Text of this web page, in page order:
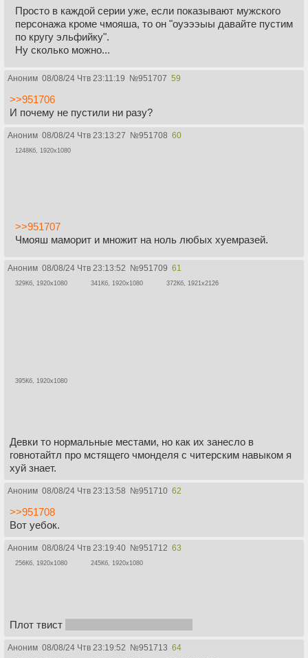
Просто в каждой серии уже, если показывают мужского
персонажа кроме чмояша, то он "оуэээыы давайте пустим
по кругу эльфийку".
Ну сколько можно...
Аноним 08/08/24 Чтв 23:11:19 №951707 59
>>951706
И почему не пустили ни разу?
Аноним 08/08/24 Чтв 23:13:27 №951708 60
1248Кб, 1920x1080
>>951707
Чмояш маморит и множит на ноль любых хуемразей.
Аноним 08/08/24 Чтв 23:13:52 №951709 61
329Кб, 1920x1080 341Кб, 1920x1080 372Кб, 1921x2126
395Кб, 1920x1080
Девки то нормальные местами, но как их занесло в
говнотайтл про мстящего чмонделя с читерским навыком я
хуй знает.
Аноним 08/08/24 Чтв 23:13:58 №951710 62
>>951708
Вот уебок.
Аноним 08/08/24 Чтв 23:19:40 №951712 63
256Кб, 1920x1080 245Кб, 1920x1080
Плот твист
Аноним 08/08/24 Чтв 23:19:52 №951713 64